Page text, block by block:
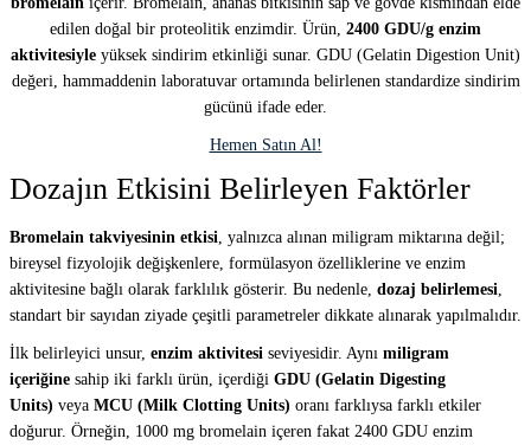
edilen doğal bir proteolitik enzimdir. Ürün, 2400 GDU/g enzim
aktivitesiyle yüksek sindirim etkinliği sunar. GDU (Gelatin Digestion Unit)
değeri, hammaddenin laboratuvar ortamında belirlenen standardize sindirim
gücünü ifade eder.
Hemen Satın Al!
Dozajın Etkisini Belirleyen Faktörler
Bromelain takviyesinin etkisi , yalnızca alınan miligram miktarına değil;
bireysel fizyolojik değişkenlere, formülasyon özelliklerine ve enzim
aktivitesine bağlı olarak farklılık gösterir. Bu nedenle, dozaj belirlemesi
standart bir sayıdan ziyade çeşitli parametreler dikkate alınarak yapılmalıdır.
İlk belirleyici unsur, enzim aktivitesi seviyesidir. Aynı miligram
içeriğine sahip iki farklı ürün, içerdiği GDU (Gelatin Digesting
Units) veya MCU (Milk Clotting Units) oranı farklıysa farklı etkiler
doğurur. Örneğin, 1000 mg bromelain içeren fakat 2400 GDU enzim